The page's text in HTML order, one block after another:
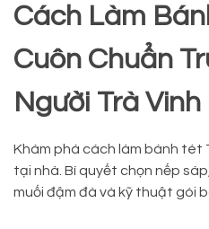
Cách Làm
Cuôn Chuẩn
Người Trà Vinh
Khám phá cách làm bánh tét
tại nhà. Bí quyết chọn nếp
muối đậm đà và kỹ thuật gói